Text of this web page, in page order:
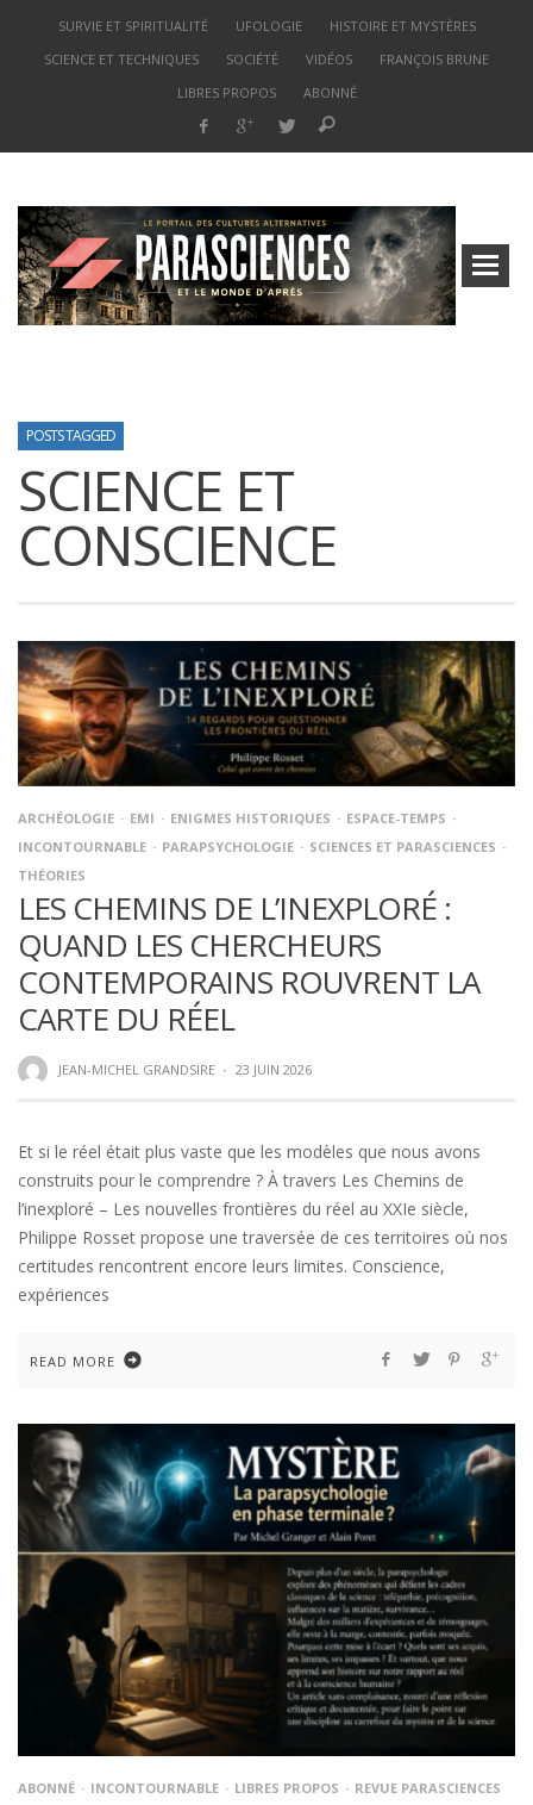
SURVIE ET SPIRITUALITÉ UFOLOGIE
HISTOIRE ET MYSTÈRES
SCIENCE ET TECHNIQUES
SOCIÉTÉ VIDÉOS
FRANÇOIS BRUNE
LIBRES PROPOS
ABONNÉ
POSTS TAGGED
SCIENCE ET
CONSCIENCE
ARCHÉOLOGIE EMI ENIGMES HISTORIQUES
ESPACE-TEMPS
INCONTOURNABLE
PARAPSYCHOLOGIE
SCIENCES ET PARASCIENCES
THÉORIES
LES CHEMINS DE L’INEXPLORÉ :
QUAND LES CHERCHEURS
CONTEMPORAINS ROUVRENT LA
CARTE DU RÉEL
JEAN-MICHEL GRANDSIRE · 23 JUIN 2026
Et si le réel était plus vaste que les modèles que nous avons
construits pour le comprendre ? À travers Les Chemins de
l’inexploré – Les nouvelles frontières du réel au XXIe siècle,
Philippe Rosset propose une traversée de ces territoires où nos
certitudes rencontrent encore leurs limites. Conscience,
expériences
READ MORE
ABONNÉ INCONTOURNABLE LIBRES PROPOS
REVUE PARASCIENCES